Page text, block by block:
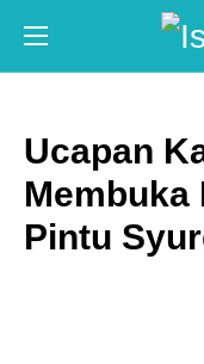
Ucapan
Membuka
Pintu